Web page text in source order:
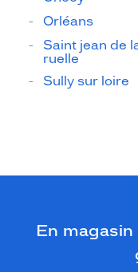
Orléans
Saint jean de
ruelle
Sully sur loire
En